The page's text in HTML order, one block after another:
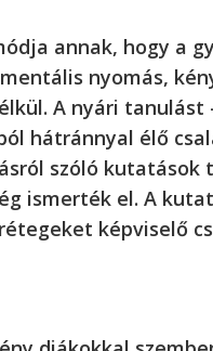
annak, hogy a
nyomás,
A nyári tanulást
hátránnyal élő
szóló kutatások
ismerték el. A
képviselő